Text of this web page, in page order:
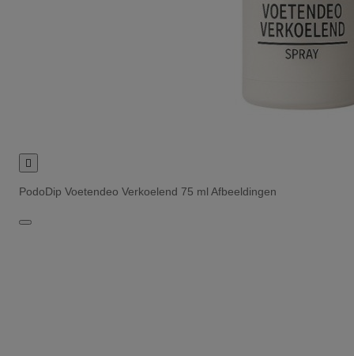

PodoDip Voetendeo Verkoelend 75 ml Afbeeldingen